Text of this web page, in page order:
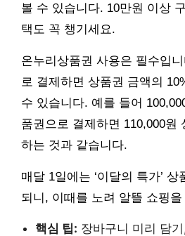
볼 수 있습니다. 10만원 이상
택도 꼭 챙기세요.
온누리상품권 사용은 필수입
로 결제하면 상품권 금액의
수 있습니다. 예를 들어
품권으로 결제하면 110,000원
하는 것과 같습니다.
매달 1일에는 ‘이달의 특가’
되니, 이때를 노려 알뜰 쇼핑
핵심 팁: 장바구니 미리 담